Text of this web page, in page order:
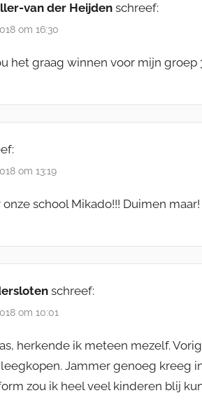
van der Heijden schreef:
om 16:30
het graag winnen voor mijn groep
om 13:19
onze school Mikado!!! Duimen maar!
schreef:
om 10:01
herkende ik meteen mezelf.
Jammer genoeg kreeg
zou ik heel veel kinderen blij